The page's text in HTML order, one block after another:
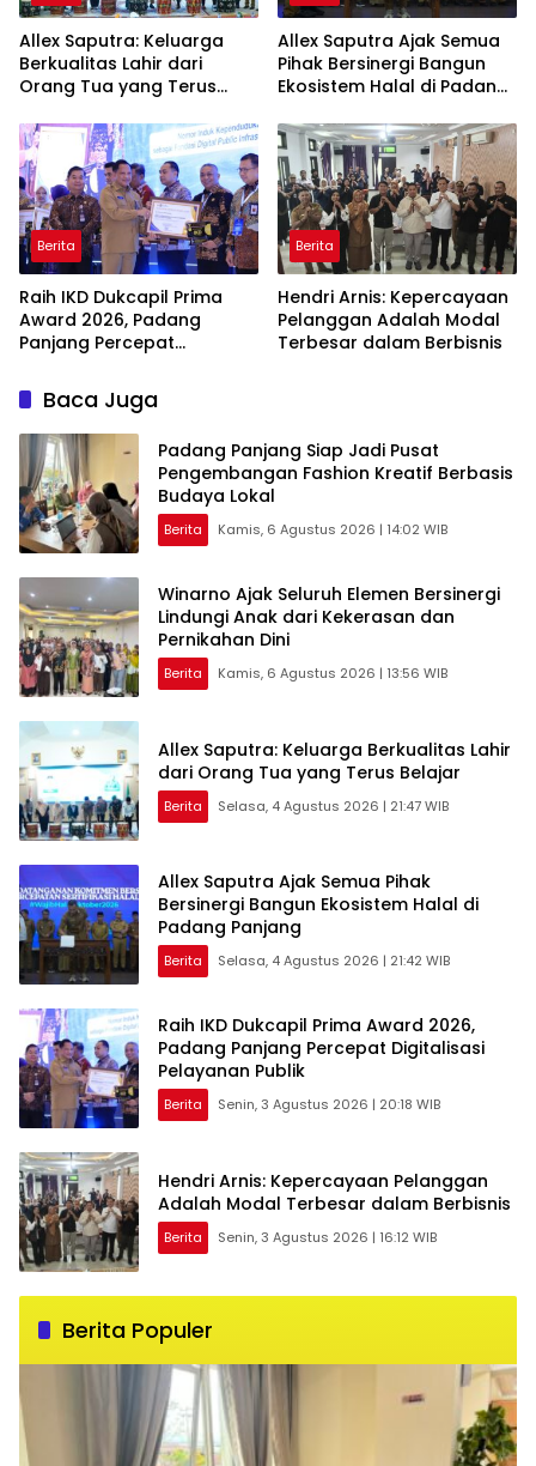
Allex Saputra: Keluarga
Berkualitas Lahir dari
Orang Tua yang Terus
Allex Saputra Ajak Semua
Pihak Bersinergi Bangun
Ekosistem Halal di Padang
Berita
Raih IKD Dukcapil Prima
Award 2026, Padang
Panjang Percepat
Publik
Berita
Hendri Arnis: Kepercayaan
Pelanggan Adalah Modal
Terbesar dalam Berbisnis
Baca Juga
Padang Panjang Siap Jadi Pusat
Pengembangan Fashion Kreatif Berbasis
Budaya Lokal
Berita Kamis, 6 Agustus 2026 | 14:02 WIB
Winarno Ajak Seluruh Elemen Bersinergi
Lindungi Anak dari Kekerasan dan
Pernikahan Dini
Berita Kamis, 6 Agustus 2026 | 13:56 WIB
Allex Saputra: Keluarga Berkualitas Lahir
dari Orang Tua yang Terus Belajar
Berita Selasa, 4 Agustus 2026 | 21:47 WIB
Allex Saputra Ajak Semua Pihak
Bersinergi Bangun Ekosistem Halal di
Padang Panjang
Berita Selasa, 4 Agustus 2026 | 21:42 WIB
Raih IKD Dukcapil Prima Award 2026,
Padang Panjang Percepat Digitalisasi
Pelayanan Publik
Berita Senin, 3 Agustus 2026 | 20:18 WIB
Hendri Arnis: Kepercayaan Pelanggan
Adalah Modal Terbesar dalam Berbisnis
Berita Senin, 3 Agustus 2026 | 16:12 WIB
Berita Populer